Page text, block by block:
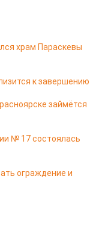
храм Параскевы
к завершению
займётся
№ 17 состоялась
ограждение и